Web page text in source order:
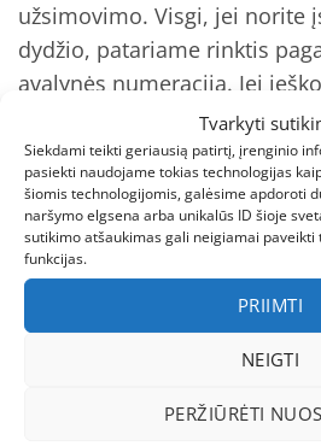
Tvarkyti
Siekdami teikti geriausią patirtį, įrenginio
pasiekti naudojame tokias technologijas
šiomis technologijomis, galėsime apdoroti
naršymo elgsena arba unikalūs ID šioje
sutikimo atšaukimas gali neigiamai
funkcijas.
PRIIMTI
NEIGTI
PERŽIŪRĖTI
užsimovimo. Visgi, jei norite
dydžio, patariame rinktis
avalynės numeraciją. Jei
alternatyvos šiltesniam
poreikiams, apžiūrėkite mūsų
— pavyzdžiui,Ponte20 pilki
(22–27)arbaPonte20 žydri
didesniems vaikams
Priežiūros instrukcijos
Norint išlaikyti basučių
režimu. Leisti natūraliai